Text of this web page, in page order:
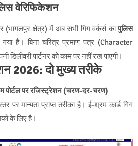
वेरिफिकेशन
(भागलपुर क्षेत्र) में अब सभी गिग वर्कर्स कापुलिस
गया है। बिना चरित्र प्रमाण पत्र (Character
पार्टनर को काम पर नहीं रख पाएगी।
2026: दो मुख्य तरीके
पोर्टल पर रजिस्ट्रेशन (चरण-दर-चरण)
पर मान्यता प्राप्त तरीका है। ई-श्रम कार्ड गिग
के लिए है।